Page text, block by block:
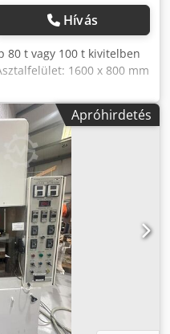
Hívás
80 t vagy 100 t kivitelben
1600 x 800 mm
állítható
nélkül kb. 1000 mm
kN Dcodpfxjx Sdy Ee
Lyukasztólöket: 20 –
Munkamagasság:
mm felújított
Apróhirdetés